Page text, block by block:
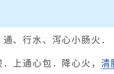
、行水、泻心小肠火．
上通心包．降心火， 清